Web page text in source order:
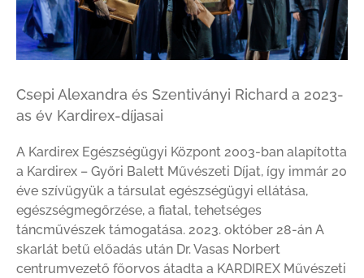
Csepi Alexandra és Szentiványi Richard a 2023-
as év Kardirex-díjasai
A Kardirex Egészségügyi Központ 2003-ban alapította
a Kardirex – Győri Balett Művészeti Díjat, így immár 20
éve szívügyük a társulat egészségügyi ellátása,
egészségmegőrzése, a fiatal, tehetséges
táncművészek támogatása. 2023. október 28-án A
skarlát betű előadás után Dr. Vasas Norbert
centrumvezető főorvos átadta a KARDIREX Művészeti